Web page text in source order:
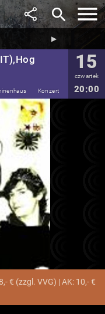
search
▶︎
15
czwartek
20:00
Konzert
€ (zzgl. VVG) | AK: 10,- €